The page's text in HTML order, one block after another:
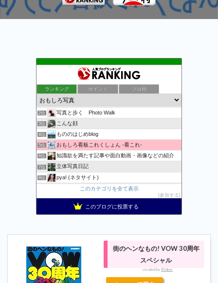
ランキング ポイント ブロ画
1位 万物秘宝館
2位 写真と歩く Photo Walk
3位 こんな顔
4位 もののはじめblog
5位 おもしろ看板これくしょん -看これ-
6位 知識欲を満たす記事や面白動画・画像などの紹介
7位 立体写真日記
8位 pya! (ネタサイト)
記事一覧 | 野鳥との日常生活を綴る - 楽天ブログ
10位 おまたせくまちゃん、たま〜に更新。
Apple・任天堂情報局
おとぼけワールドワイド
15位 おもしろ・ビックリ画像集
このカテゴリを全て表示
参加する
このブログに投票する
街のヘンなもの! VOW 30周年
スペシャル
created by Rinker